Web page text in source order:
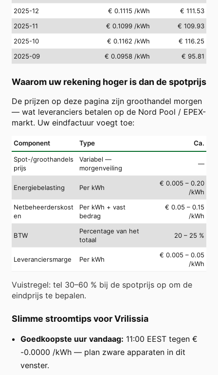
2025-12
€ 0.1115 /kWh
€ 111.53
2025-11
€ 0.1099 /kWh
€ 109.93
2025-10
€ 0.1162 /kWh
€ 116.25
2025-09
€ 0.0958 /kWh € 95.81
Waarom uw rekening hoger is dan de spotprijs
De prijzen op deze pagina zijn groothandel morgen
— wat leveranciers betalen op de Nord Pool / EPEX-
markt. Uw eindfactuur voegt toe:
Component Type Ca.
Spot-/groothandels
prijs
Variabel —
morgenveiling
—
Energiebelasting Per kWh
€ 0.005 – 0.20
/kWh
Netbeheerderskost
en
Per kWh + vast
bedrag
€ 0.05 – 0.15
/kWh
BTW
Percentage van het
totaal
20 – 25 %
Leveranciersmarge Per kWh
€ 0.005 – 0.05
/kWh
Vuistregel: tel 30–60 % bij de spotprijs op om de
eindprijs te bepalen.
Slimme stroomtips voor Vrilissia
Goedkoopste uur vandaag: 11:00 EEST tegen €
-0.0000 /kWh — plan zware apparaten in dit
venster.